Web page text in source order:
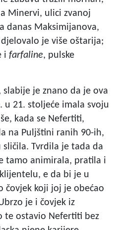
Minervi, ulici zvanoj
danas Maksimijanova,
je više oštarija;
i farfaline, pulske
je znano da je ova
u 21. stoljeće imala svoju
kada se Nefertiti,
na Puljštini ranih 90-ih,
Tvrdila je tada da
tamo animirala, pratila i
e da bi je u
čovjek koji joj je obećao
je i čovjek iz
te ostavio Nefertiti bez